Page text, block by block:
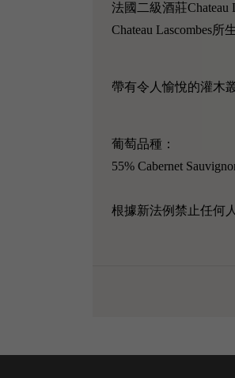
法國二級酒莊Chateau
Chateau Lascombes
帶有令人愉悅的灌木
葡萄品種：
55% Cabernet
根據新法例禁止任何